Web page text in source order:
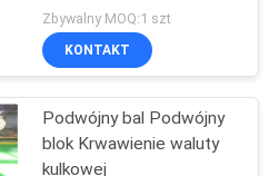
zawór
zastosowań w
rurociągach naftowych i
gazowych
Zbywalny MOQ:1 szt
KONTAKT
Podwójny bal Podwójny
blok Krwawienie waluty
kulkowej